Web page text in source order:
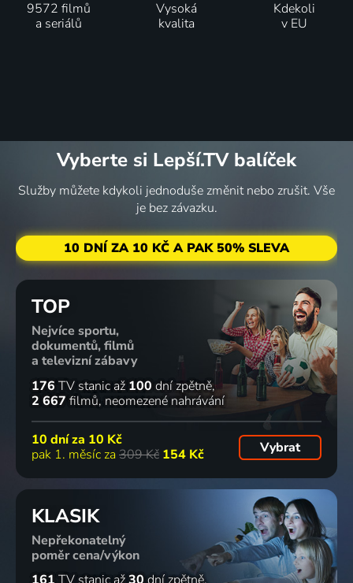
9572 filmů
a seriálů
Vysoká
kvalita
Kdekoli
v EU
Vyberte si Lepší.TV balíček
Služby můžete kdykoli jednoduše změnit nebo zrušit. Vše
je bez závazku.
10 DNÍ ZA 10 KČ A PAK 50% SLEVA
TOP
Nejvíce sportu,
dokumentů, filmů
a televizní zábavy
176 TV stanic až 100 dní zpětně
2 667 filmů neomezené nahrávání
10 dní za 10 Kč
pak 1. měsíc za 309 Kč 154 Kč Vybrat
KLASIK
Nepřekonatelný
poměr cena/výkon